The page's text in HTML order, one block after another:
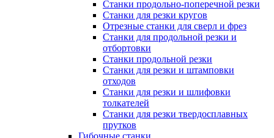
Станки продольно-поперечной резки
Станки для резки кругов
Отрезные станки для сверл и фрез
Станки для продольной резки и
отбортовки
Станки продольной резки
Станки для резки и штамповки
отходов
Станки для резки и шлифовки
толкателей
Станки для резки твердосплавных
прутков
Гибочные станки